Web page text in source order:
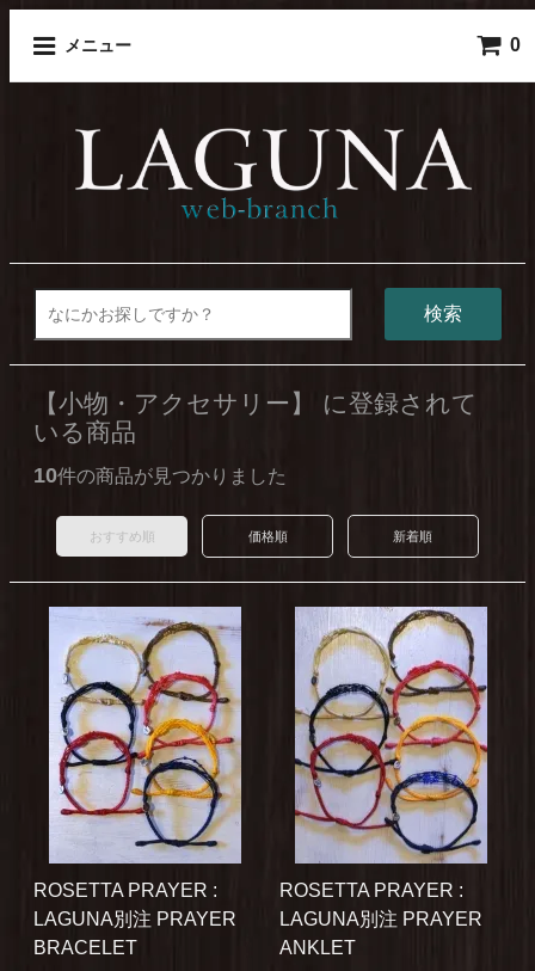
メニュー 0
検索
【小物・アクセサリー】 に登録されて
いる商品
10件の商品が見つかりました
おすすめ順 価格順 新着順
ROSETTA PRAYER :
LAGUNA別注 PRAYER
BRACELET
ROSETTA PRAYER :
LAGUNA別注 PRAYER
ANKLET